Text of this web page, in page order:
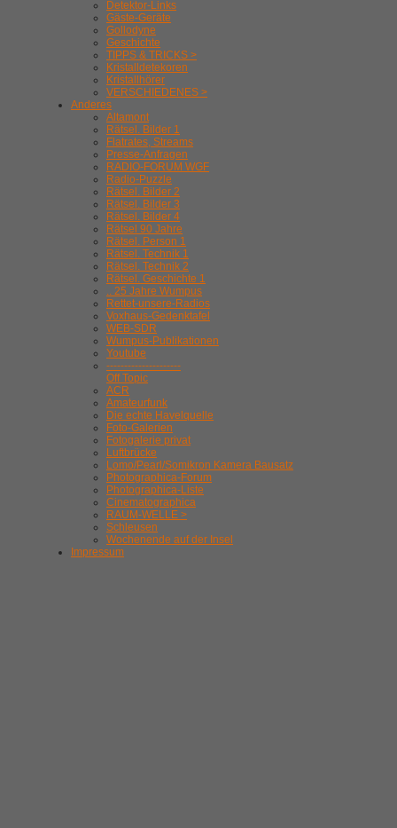
Detektor-Links
Gäste-Geräte
Gollodyne
Geschichte
TIPPS & TRICKS >
Kristalldetekoren
Kristallhörer
VERSCHIEDENES >
Anderes
Altamont
Rätsel. Bilder 1
Flatrates, Streams
Presse-Anfragen
RADIO-FORUM WGF
Radio-Puzzle
Rätsel. Bilder 2
Rätsel. Bilder 3
Rätsel. Bilder 4
Rätsel 90 Jahre
Rätsel. Person 1
Rätsel. Technik 1
Rätsel. Technik 2
Rätsel. Geschichte 1
.. 25 Jahre Wumpus
Rettet-unsere-Radios
Voxhaus-Gedenktafel
WEB-SDR
Wumpus-Publikationen
Youtube
---------------------
Off Topic
ACR
Amateurfunk
Die echte Havelquelle
Foto-Galerien
Fotogalerie privat
Luftbrücke
Lomo/Pearl/Somikron Kamera Bausatz
Photographica-Forum
Photographica-Liste
Cinematographica
RAUM-WELLE >
Schleusen
Wochenende auf der Insel
Impressum